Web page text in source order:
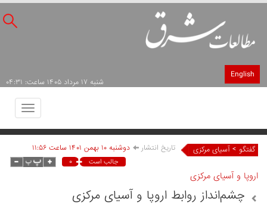
English
شنبه ۱۷ مرداد ۱۴۰۵ ساعت: ۰۴:۳۱
Toggle
گفتگو > آسیای مرکزی تاریخ انتشار دوشنبه ۱۰ بهمن ۱۴۰۱ ساعت ۱۱:۵۶
جالب است ۰
اروپا و آسیای مرکزی
چشم‌انداز روابط اروپا و آسیای مرکزی